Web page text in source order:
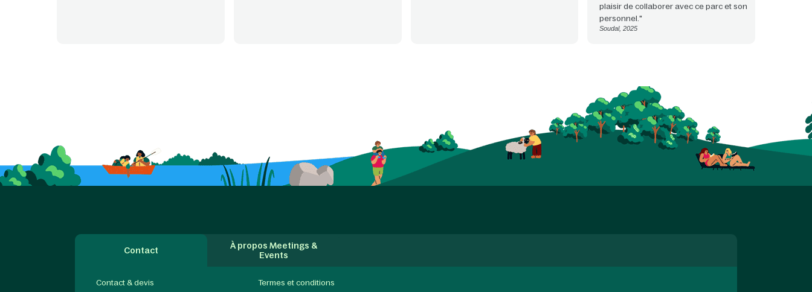
plaisir de collaborer avec ce parc et son
personnel."
Soudal, 2025
Contact
À propos Meetings &
Events
Contact & devis
Termes et conditions